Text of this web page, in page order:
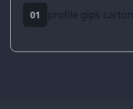
01 profile gips carton